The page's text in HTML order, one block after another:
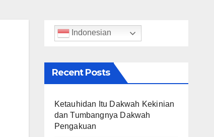
Indonesian
Recent Posts
Ketauhidan Itu Dakwah Kekinian
dan Tumbangnya Dakwah
Pengakuan